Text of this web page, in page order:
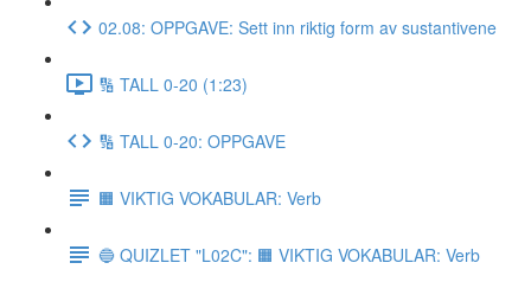
02.08: OPPGAVE: Sett inn riktig form av sustantivene
🔢 TALL 0-20 (1:23)
🔢 TALL 0-20: OPPGAVE
🟧 VIKTIG VOKABULAR: Verb
🔵 QUIZLET "L02C": 🟧 VIKTIG VOKABULAR: Verb